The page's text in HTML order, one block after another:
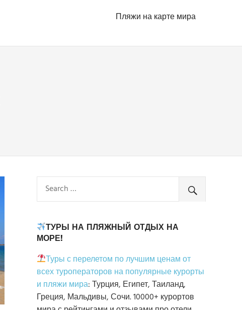
Пляжи на карте мира
ТУРЫ НА ПЛЯЖНЫЙ ОТДЫХ НА
МОРЕ!
Туры с перелетом по лучшим ценам от
всех туроператоров на популярные курорты
и пляжи мира: Турция, Египет, Таиланд,
Греция, Мальдивы, Сочи. 10000+ курортов